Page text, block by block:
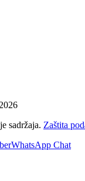
2026
sadržaja. Zaštita
WhatsApp Chat